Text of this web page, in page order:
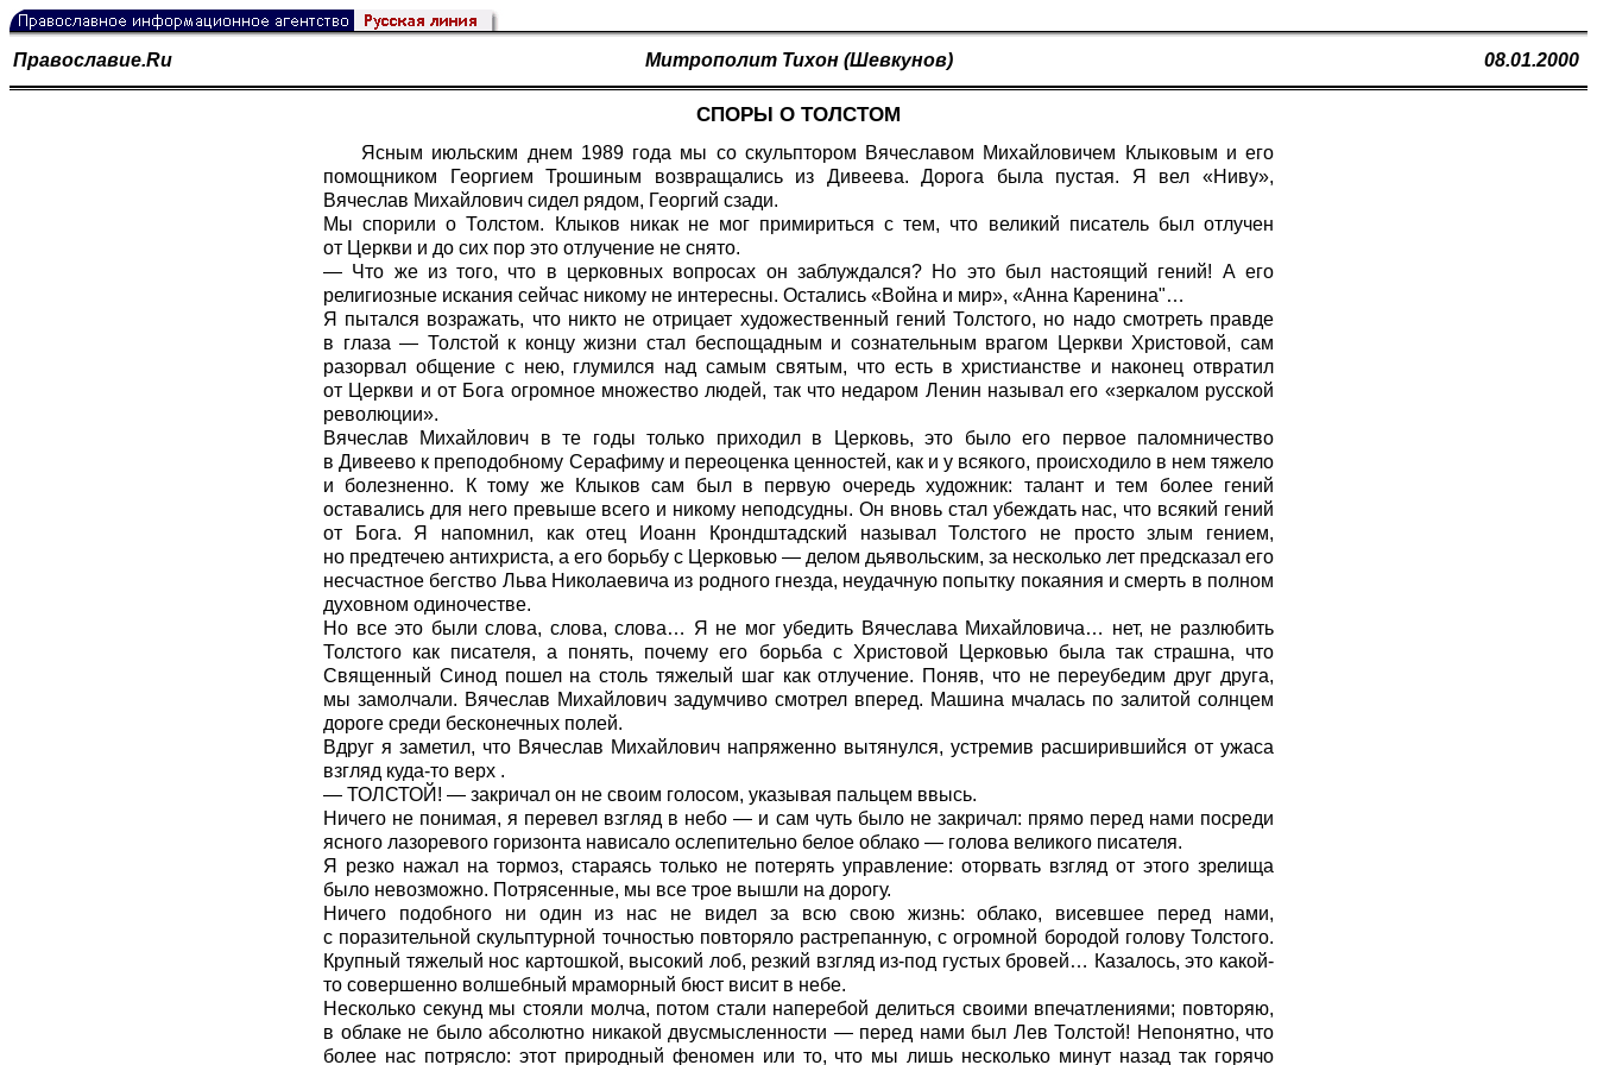
Православие.Ru Митрополит Тихон (Шевкунов) 08.01.2000
СПОРЫ О ТОЛСТОМ
Ясным июльским днем 1989 года мы со скульптором Вячеславом Михайловичем Клыковым и его
помощником Георгием Трошиным возвращались из Дивеева. Дорога была пустая. Я вел «Ниву»,
Вячеслав Михайлович сидел рядом, Георгий сзади.
Мы спорили о Толстом. Клыков никак не мог примириться с тем, что великий писатель был отлучен
от Церкви и до сих пор это отлучение не снято.
— Что же из того, что в церковных вопросах он заблуждался? Но это был настоящий гений! А его
религиозные искания сейчас никому не интересны. Остались «Война и мир», «Анна Каренина"…
Я пытался возражать, что никто не отрицает художественный гений Толстого, но надо смотреть правде
в глаза — Толстой к концу жизни стал беспощадным и сознательным врагом Церкви Христовой, сам
разорвал общение с нею, глумился над самым святым, что есть в христианстве и наконец отвратил
от Церкви и от Бога огромное множество людей, так что недаром Ленин называл его «зеркалом русской
революции».
Вячеслав Михайлович в те годы только приходил в Церковь, это было его первое паломничество
в Дивеево к преподобному Серафиму и переоценка ценностей, как и у всякого, происходило в нем тяжело
и болезненно. К тому же Клыков сам был в первую очередь художник: талант и тем более гений
оставались для него превыше всего и никому неподсудны. Он вновь стал убеждать нас, что всякий гений
от Бога. Я напомнил, как отец Иоанн Крондштадский называл Толстого не просто злым гением,
но предтечею антихриста, а его борьбу с Церковью — делом дьявольским, за несколько лет предсказал его
несчастное бегство Льва Николаевича из родного гнезда, неудачную попытку покаяния и смерть в полном
духовном одиночестве.
Но все это были слова, слова, слова… Я не мог убедить Вячеслава Михайловича… нет, не разлюбить
Толстого как писателя, а понять, почему его борьба с Христовой Церковью была так страшна, что
Священный Синод пошел на столь тяжелый шаг как отлучение. Поняв, что не переубедим друг друга,
мы замолчали. Вячеслав Михайлович задумчиво смотрел вперед. Машина мчалась по залитой солнцем
дороге среди бесконечных полей.
Вдруг я заметил, что Вячеслав Михайлович напряженно вытянулся, устремив расширившийся от ужаса
взгляд куда-то верх .
— ТОЛСТОЙ! — закричал он не своим голосом, указывая пальцем ввысь.
Ничего не понимая, я перевел взгляд в небо — и сам чуть было не закричал: прямо перед нами посреди
ясного лазоревого горизонта нависало ослепительно белое облако — голова великого писателя.
Я резко нажал на тормоз, стараясь только не потерять управление: оторвать взгляд от этого зрелища
было невозможно. Потрясенные, мы все трое вышли на дорогу.
Ничего подобного ни один из нас не видел за всю свою жизнь: облако, висевшее перед нами,
с поразительной скульптурной точностью повторяло растрепанную, с огромной бородой голову Толстого.
Крупный тяжелый нос картошкой, высокий лоб, резкий взгляд из-под густых бровей… Казалось, это какой-
то совершенно волшебный мраморный бюст висит в небе.
Несколько секунд мы стояли молча, потом стали наперебой делиться своими впечатлениями; повторяю,
в облаке не было абсолютно никакой двусмысленности — перед нами был Лев Толстой! Непонятно, что
более нас потрясло: этот природный феномен или то, что мы лишь несколько минут назад так горячо